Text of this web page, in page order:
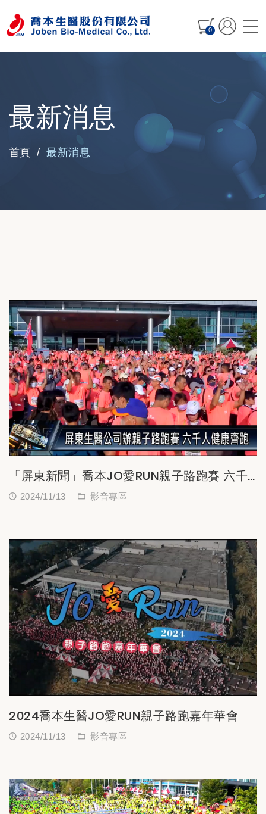
0
最新消息
首頁 最新消息
「屏東新聞」喬本JO愛RUN親子路跑賽 六千
人健康齊跑
2024/11/13 影音專區
2024喬本生醫JO愛RUN親子路跑嘉年華會
2024/11/13 影音專區